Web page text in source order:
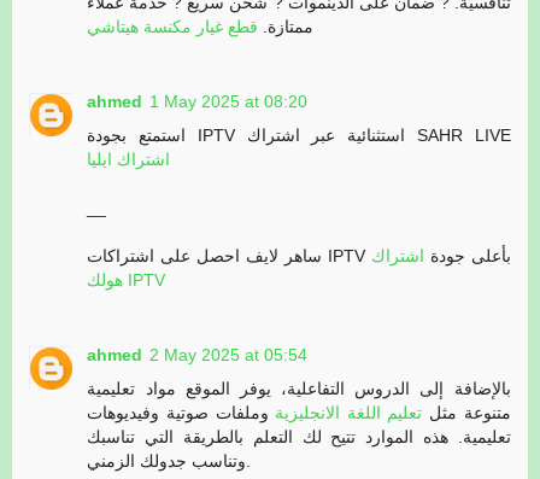
ممتازة. قطع غيار مكنسة هيتاشي
ahmed 1 May 2025 at 08:20
استمتع بجودة IPTV استثنائية عبر اشتراك SAHR LIVE
اشتراك ايليا
ساهر لايف احصل على اشتراكات IPTV بأعلى جودة اشتراك
هولك IPTV
ahmed 2 May 2025 at 05:54
بالإضافة إلى الدروس التفاعلية، يوفر الموقع مواد تعليمية
متنوعة مثل تعليم اللغة الانجليزية وملفات صوتية وفيديوهات
تعليمية. هذه الموارد تتيح لك التعلم بالطريقة التي تناسبك